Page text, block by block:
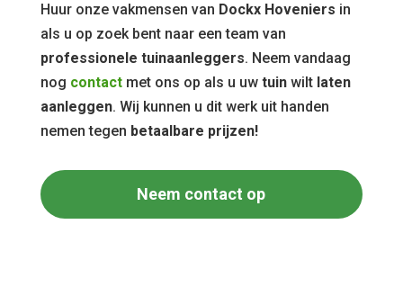
Huur onze vakmensen van Dockx Hoveniers in
als u op zoek bent naar een team van
professionele tuinaanleggers. Neem vandaag
nog contactmet ons op als u uw tuinwilt laten
aanleggen. Wij kunnen u dit werk uit handen
nemen tegen betaalbare prijzen!
Neem contact op